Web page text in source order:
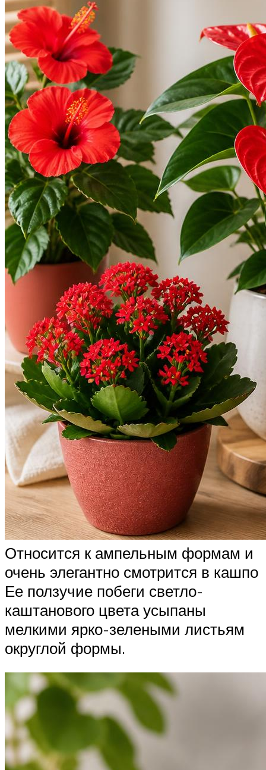
Относится к ампельным формам и
очень элегантно смотрится в кашпо
Ее ползучие побеги светло-
каштанового цвета усыпаны
мелкими ярко-зелеными листьям
округлой формы.